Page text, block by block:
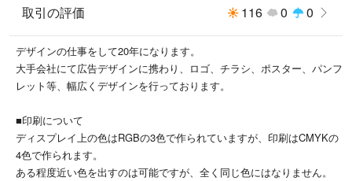
ご入金確認後、制作開始とさせて頂きます。
→ → →
２. 情報入力または記載内容をお知らせ
内のメッセージより記載内容をお知らせください。
写真を挿入される場合は、入稿フォームよりご入稿をお願いいたします。
→ → →
取引の評価 116 0 0
デザインの仕事をして20年になります。
大手会社にて広告デザインに携わり、ロゴ、チラシ、ポスター、パンフ
レット等、幅広くデザインを行っております。
■印刷について
ディスプレイ上の色はRGBの3色で作られていますが、印刷はCMYKの
4色で作られます。
ある程度近い色を出すのは可能ですが、全く同じ色にはなりません。